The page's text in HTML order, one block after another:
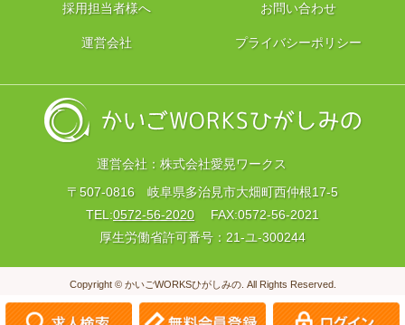
採用担当者様へ お問い合わせ
運営会社 プライバシーポリシー
運営会社：株式会社愛晃ワークス
〒507-0816 岐阜県多治見市大畑町西仲根17-5
TEL:0572-56-2020 FAX:0572-56-2021
厚生労働省許可番号：21-ユ-300244
Copyright © かいごWORKSひがしみの. All Rights Reserved.